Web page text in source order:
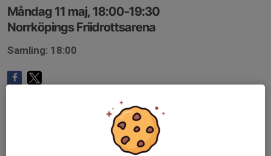
Måndag 11 maj, 18:00-19:30
Norrköpings Friidrottsarena
Samling: 18:00